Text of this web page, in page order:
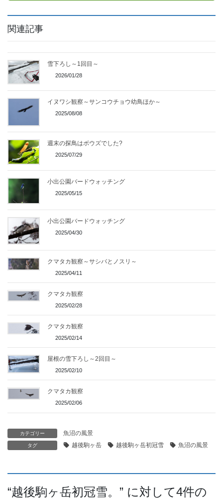
関連記事
雪下ろし～1回目～
2026/01/28
イヌワシ観察～サンコウチョウ幼鳥ほか～
2025/08/08
週末の探鳥はボウズでした?
2025/07/29
小出公園バードウォッチング
2025/05/15
小出公園バードウォッチング
2025/04/30
クマタカ観察～サシバとノスリ～
2025/04/11
クマタカ観察
2025/02/28
クマタカ観察
2025/02/14
屋根の雪下ろし～2回目～
2025/02/10
クマタカ観察
2025/02/06
カテゴリー 魚沼の風景
タグ 越後駒ヶ岳 越後駒ヶ岳初冠雪 魚沼の風景
“越後駒ヶ岳初冠雪。 ” に対して4件の